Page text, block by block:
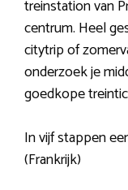
treinstation van
centrum. Heel
citytrip of
onderzoek je
goedkope
In vijf stappen
(Frankrijk)